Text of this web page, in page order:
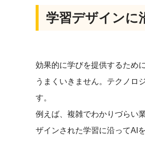
学習デザインに
効果的に学びを提供するため
うまくいきません。テクノロ
す。
例えば、複雑でわかりづらい
ザインされた学習に沿ってAI